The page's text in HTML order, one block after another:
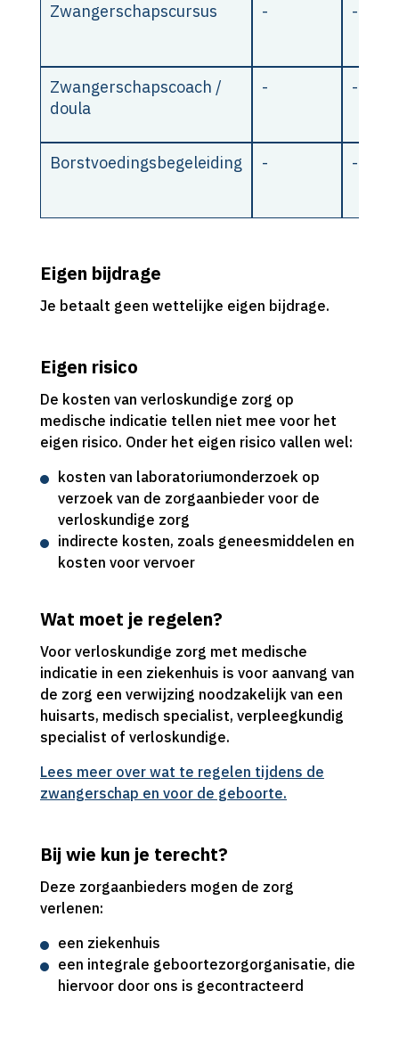
Zwangerschapscursus - -
Zwangerschapscoach /
doula
- -
Borstvoedingsbegeleiding - -
Eigen bijdrage
Je betaalt geen wettelijke eigen bijdrage.
Eigen risico
De kosten van verloskundige zorg op
medische indicatie tellen niet mee voor het
eigen risico. Onder het eigen risico vallen wel:
kosten van laboratoriumonderzoek op
verzoek van de zorgaanbieder voor de
verloskundige zorg
indirecte kosten, zoals geneesmiddelen en
kosten voor vervoer
Wat moet je regelen?
Voor verloskundige zorg met medische
indicatie in een ziekenhuis is voor aanvang van
de zorg een verwijzing noodzakelijk van een
huisarts, medisch specialist, verpleegkundig
specialist of verloskundige.
Lees meer over wat te regelen tijdens de
zwangerschap en voor de geboorte.
Bij wie kun je terecht?
Deze zorgaanbieders mogen de zorg
verlenen:
een ziekenhuis
een integrale geboortezorgorganisatie, die
hiervoor door ons is gecontracteerd